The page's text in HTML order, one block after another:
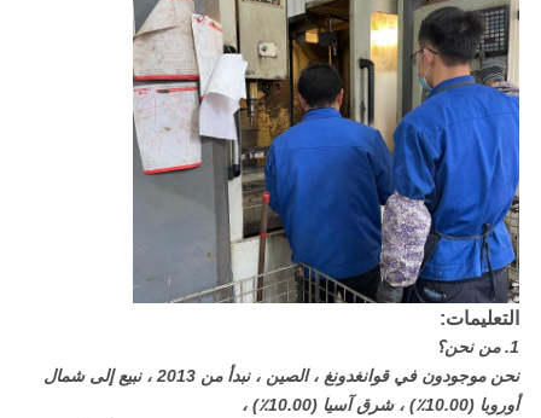
التعليمات:
1. من نحن؟
نحن موجودون في قوانغدونغ ، الصين ، نبدأ من 2013 ، نبيع إلى شمال
أوروبا (10.00٪) ، شرق آسيا (10.00٪) ،